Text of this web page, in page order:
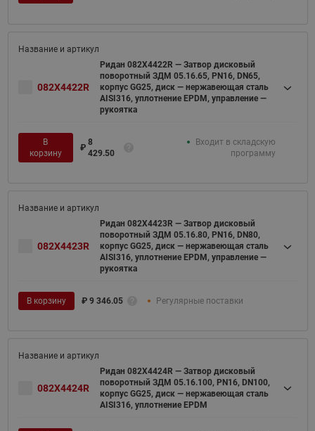
082X4422R
Ридан 082X4422R — Затвор дисковый
поворотный ЗДМ 05.16.65, PN16, DN65,
корпус GG25, диск — нержавеющая сталь
AISI316, уплотнение EPDM, управление —
рукоятка
В
корзину
₽
8
429.50
Входит в складскую
программу
082X4423R
Ридан 082X4423R — Затвор дисковый
поворотный ЗДМ 05.16.80, PN16, DN80,
корпус GG25, диск — нержавеющая сталь
AISI316, уплотнение EPDM, управление —
рукоятка
В корзину ₽ 9 346.05 Регулярные поставки
082X4424R
Ридан 082X4424R — Затвор дисковый
поворотный ЗДМ 05.16.100, PN16, DN100,
корпус GG25, диск — нержавеющая сталь
AISI316, уплотнение EPDM